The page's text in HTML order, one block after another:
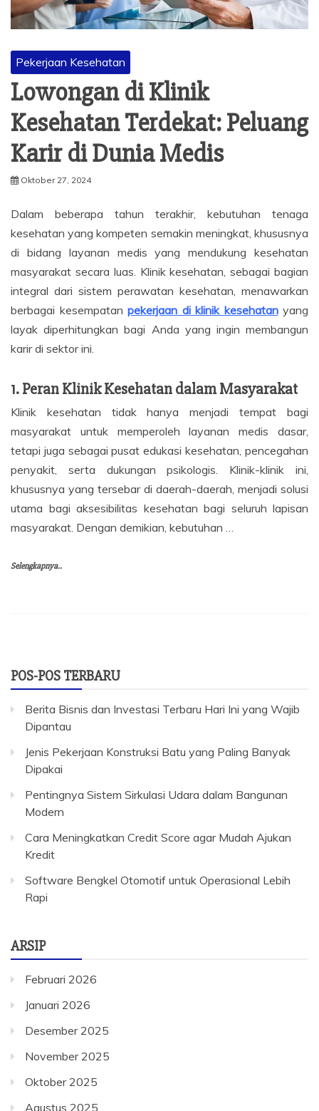
Pekerjaan Kesehatan
Lowongan di Klinik
Kesehatan Terdekat: Peluang
Karir di Dunia Medis
Oktober 27, 2024
Dalam beberapa tahun terakhir, kebutuhan tenaga
kesehatan yang kompeten semakin meningkat, khususnya
di bidang layanan medis yang mendukung kesehatan
masyarakat secara luas. Klinik kesehatan, sebagai bagian
integral dari sistem perawatan kesehatan, menawarkan
berbagai kesempatan pekerjaan di klinik kesehatanyang
layak diperhitungkan bagi Anda yang ingin membangun
karir di sektor ini.
1. Peran Klinik Kesehatan dalam Masyarakat
Klinik kesehatan tidak hanya menjadi tempat bagi
masyarakat untuk memperoleh layanan medis dasar,
tetapi juga sebagai pusat edukasi kesehatan, pencegahan
penyakit, serta dukungan psikologis. Klinik-klinik ini,
khususnya yang tersebar di daerah-daerah, menjadi solusi
utama bagi aksesibilitas kesehatan bagi seluruh lapisan
masyarakat. Dengan demikian, kebutuhan …
Selengkapnya..
POS-POS TERBARU
Berita Bisnis dan Investasi Terbaru Hari Ini yang Wajib
Dipantau
Jenis Pekerjaan Konstruksi Batu yang Paling Banyak
Dipakai
Pentingnya Sistem Sirkulasi Udara dalam Bangunan
Modern
Cara Meningkatkan Credit Score agar Mudah Ajukan
Kredit
Software Bengkel Otomotif untuk Operasional Lebih
Rapi
ARSIP
Februari 2026
Januari 2026
Desember 2025
November 2025
Oktober 2025
Agustus 2025